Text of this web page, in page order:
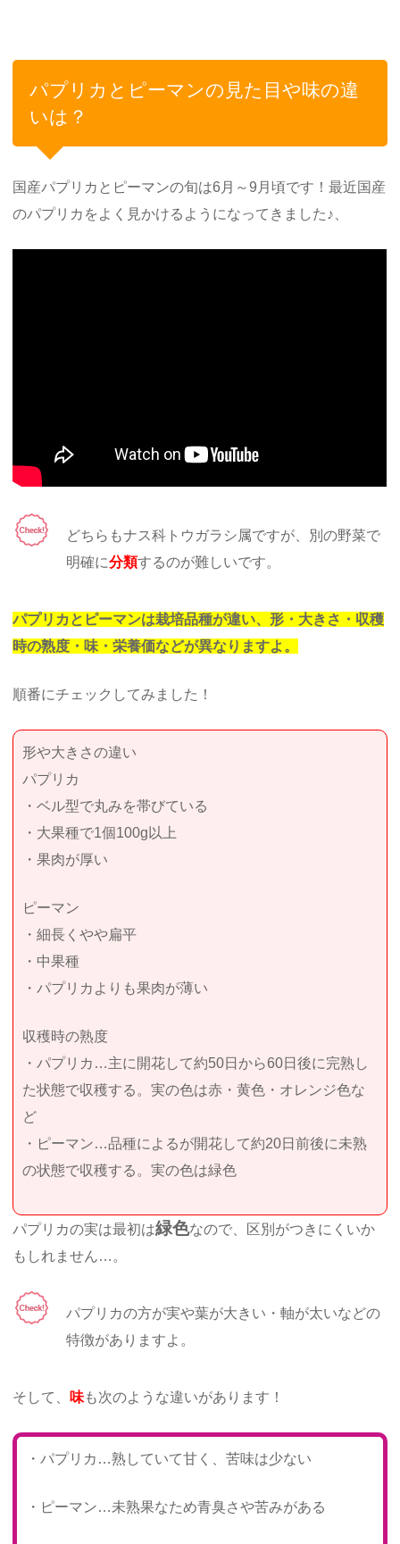
パプリカとピーマンの見た目や味の違
いは？
国産パプリカとピーマンの旬は6月～9月頃です！最近国産
のパプリカをよく見かけるようになってきました♪、
どちらもナス科トウガラシ属ですが、別の野菜で
明確に分類するのが難しいです。
パプリカとピーマンは栽培品種が違い、形・大きさ・収穫
時の熟度・味・栄養価などが異なりますよ。
順番にチェックしてみました！
形や大きさの違い
パプリカ
・ベル型で丸みを帯びている
・大果種で1個100g以上
・果肉が厚い
ピーマン
・細長くやや扁平
・中果種
・パプリカよりも果肉が薄い
収穫時の熟度
・パプリカ…主に開花して約50日から60日後に完熟し
た状態で収穫する。実の色は赤・黄色・オレンジ色な
ど
・ピーマン…品種によるが開花して約20日前後に未熟
の状態で収穫する。実の色は緑色
パプリカの実は最初は緑色なので、区別がつきにくいか
もしれません…。
パプリカの方が実や葉が大きい・軸が太いなどの
特徴がありますよ。
そして、 味も次のような違いがあります！
・パプリカ…熟していて甘く、苦味は少ない
・ピーマン…未熟果なため青臭さや苦みがある